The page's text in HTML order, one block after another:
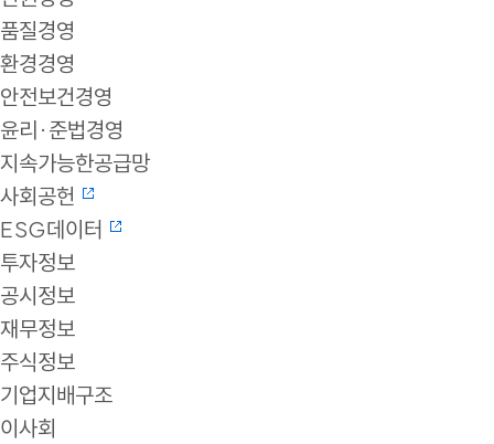
품질경영
환경경영
안전보건경영
윤리·준법경영
지속가능한공급망
사회공헌
ESG데이터
투자정보
공시정보
재무정보
주식정보
기업지배구조
이사회